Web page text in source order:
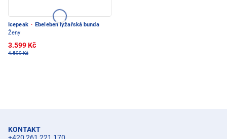
Icepeak · Ebeleben lyžařská bunda
Ženy
3.599 Kč
4.599 Kč
KONTAKT